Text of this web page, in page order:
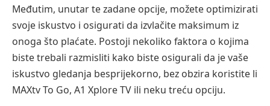
Međutim, unutar te zadane opcije, možete optimizirati
svoje iskustvo i osigurati da izvlačite maksimum iz
onoga što plaćate. Postoji nekoliko faktora o kojima
biste trebali razmisliti kako biste osigurali da je vaše
iskustvo gledanja besprijekorno, bez obzira koristite li
MAXtv To Go, A1 Xplore TV ili neku treću opciju.